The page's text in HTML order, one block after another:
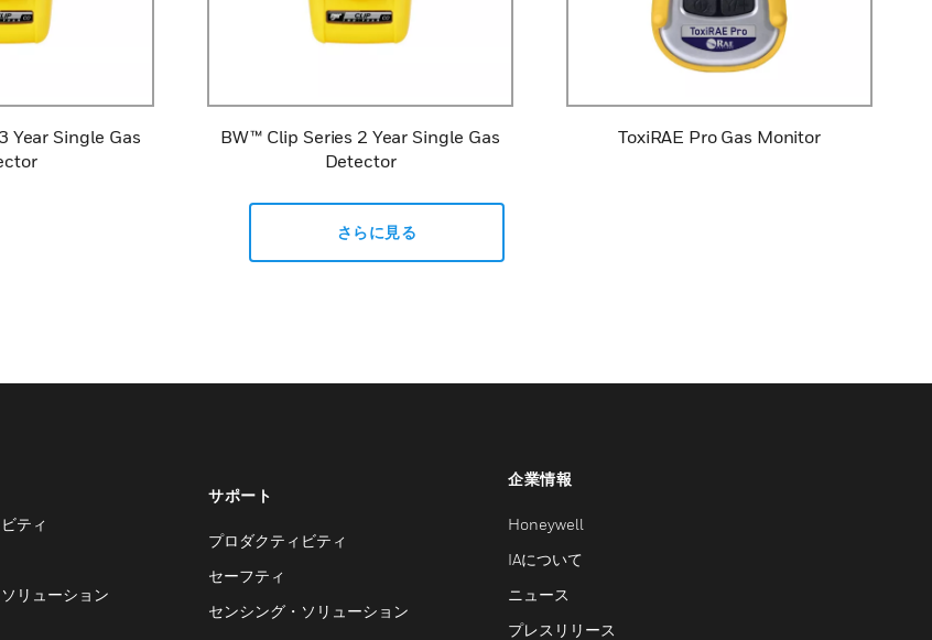
Year Single Gas
BW™ Clip Series 2 Year Single Gas
Detector
ToxiRAE Pro Gas Monitor
さらに見る
ティ
リューション
サポート
プロダクティビティ
セーフティ
センシング・ソリューション
企業情報
Honeywell
IAについて
ニュース
プレスリリース